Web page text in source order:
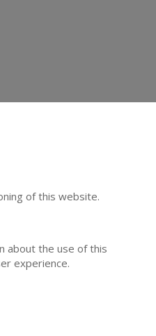
of this website.
about the use of this
experience.